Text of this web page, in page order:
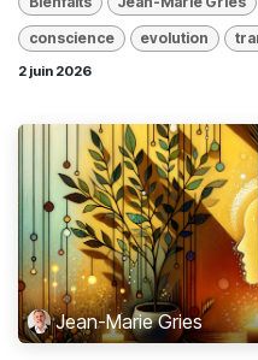
conscience evolution
2 juin 2026
Jean-Marie Gries